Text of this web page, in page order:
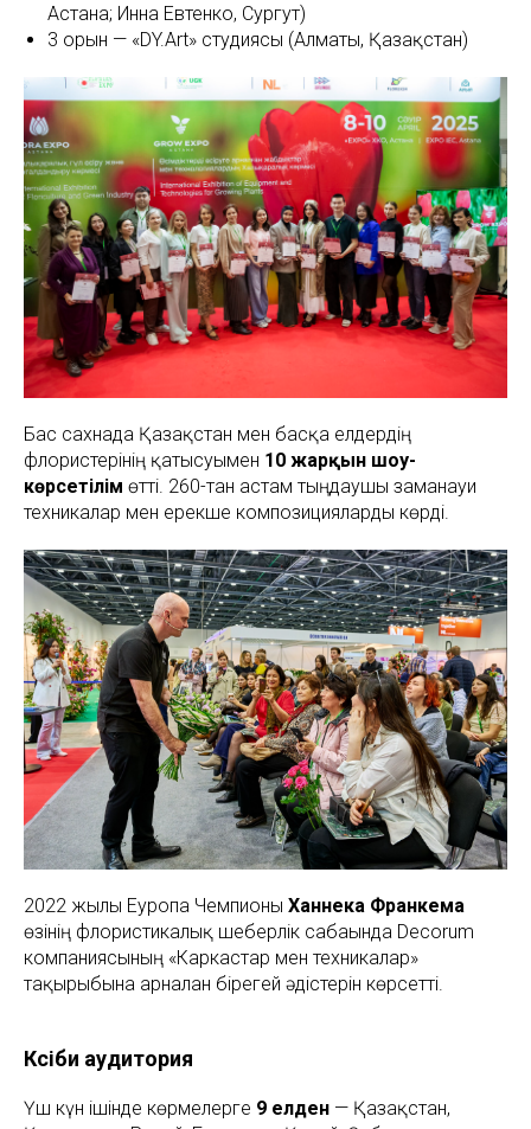
Астана; Инна Евтенко, Сургут)
3 орын — «DY.Art» студиясы (Алматы, Қазақстан)
Бас сахнада Қазақстан мен басқа елдердің
флористерінің қатысуымен 10 жарқын шоу-
көрсетілім өтті. 260-тан астам тыңдаушы заманауи
техникалар мен ерекше композицияларды көрді.
2022 жылғы Еуропа Чемпионы Ханнека Франкема
өзінің флористикалық шеберлік сабағында Decorum
компаниясының «Каркастар мен техникалар»
тақырыбына арналған бірегей әдістерін көрсетті.
Кәсіби аудитория
Үш күн ішінде көрмелерге 9 елден — Қазақстан,